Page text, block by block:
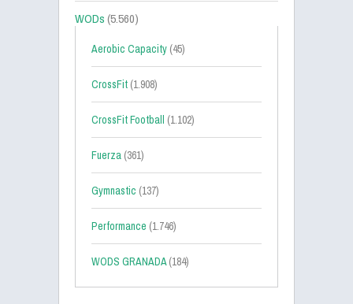
WODs(5.560)
Aerobic Capacity (45)
CrossFit (1.908)
CrossFit Football (1.102)
Fuerza (361)
Gymnastic (137)
Performance (1.746)
WODS GRANADA(184)